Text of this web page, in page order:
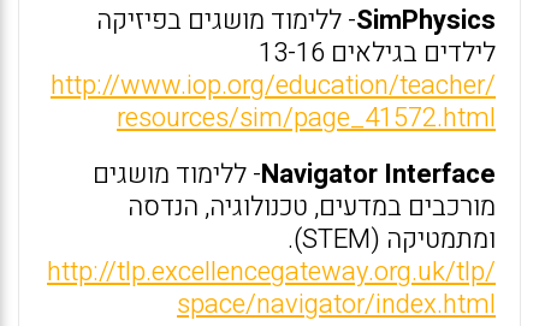
SimPhysics- ללימוד מושגים בפיזיקה
לילדים בגילאים 13-16
http://www.iop.org/education/teacher/
resources/sim/page_41572.html
Navigator Interface- ללימוד מושגים
מורכבים במדעים, טכנולוגיה, הנדסה
ומתמטיקה (STEM).
http://tlp.excellencegateway.org.uk/tlp/
space/navigator/index.html